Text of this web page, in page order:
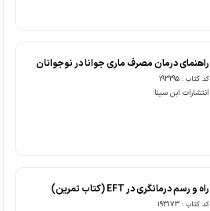
راهنمای درمان مصرف ماری جوانا در نوجوانان
کد کتاب : 193295
انتشارات ابن سینا
راه و رسم درمانگری در EFT (کتاب تمرین)
کد کتاب : 193173